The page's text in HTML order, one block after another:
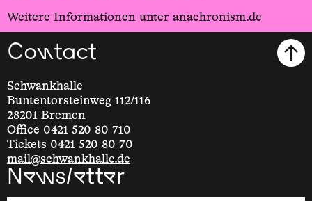
Weitere Informationen unter anachronism.de
Contact
Schwankhalle
Buntentorsteinweg 112/116
28201 Bremen
Office 0421 520 80 710
Tickets 0421 520 80 70
mail@schwankhalle.de
Newsletter